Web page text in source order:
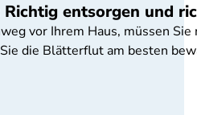
entsorgen und
vor Ihrem Haus, müssen
die Blätterflut am besten